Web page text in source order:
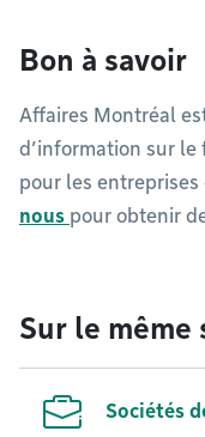
Bon à savoir
Affaires Montréal
d’information sur le
pour les entreprises
nous pour obtenir
Sur le même
Sociétés